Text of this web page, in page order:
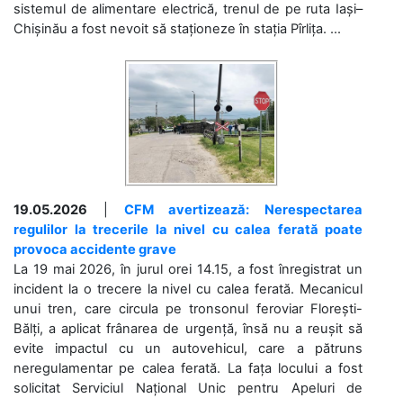
sistemul de alimentare electrică, trenul de pe ruta Iași–
Chișinău a fost nevoit să staționeze în stația Pîrlița. ...
19.05.2026
CFM avertizează: Nerespectarea
regulilor la trecerile la nivel cu calea ferată poate
provoca accidente grave
La 19 mai 2026, în jurul orei 14.15, a fost înregistrat un
incident la o trecere la nivel cu calea ferată. Mecanicul
unui tren, care circula pe tronsonul feroviar Florești-
Bălți, a aplicat frânarea de urgență, însă nu a reușit să
evite impactul cu un autovehicul, care a pătruns
neregulamentar pe calea ferată. La fața locului a fost
solicitat Serviciul Național Unic pentru Apeluri de